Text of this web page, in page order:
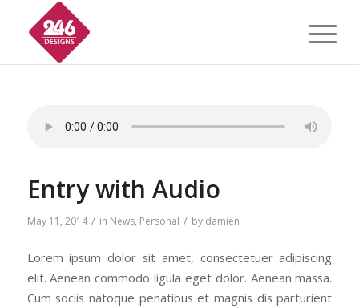
Entry with Audio
May 11, 2014 / in News, Personal / by damien
Lorem ipsum dolor sit amet, consectetuer adipiscing
elit. Aenean commodo ligula eget dolor. Aenean massa.
Cum sociis natoque penatibus et magnis dis parturient